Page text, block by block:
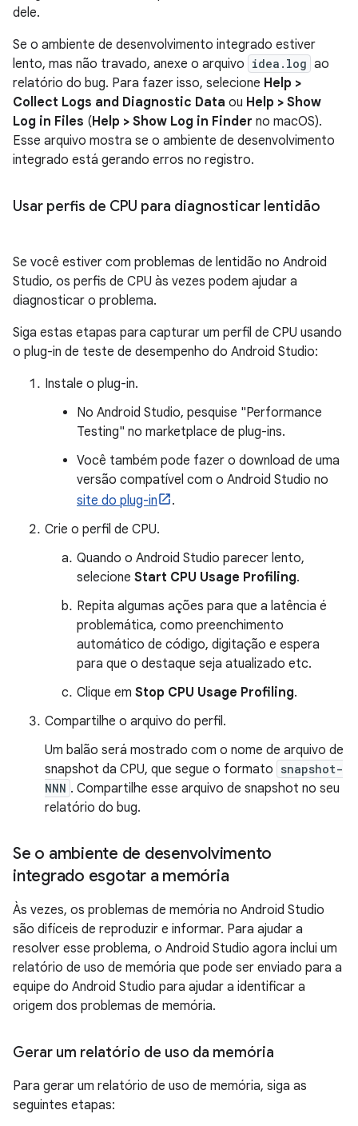
dele.
Se o ambiente de desenvolvimento integrado estiver
lento, mas não travado, anexe o arquivo idea.log ao
relatório do bug. Para fazer isso, selecione Help >
Collect Logs and Diagnostic Data ou Help > Show
Log in Files (Help > Show Log in Finder no macOS).
Esse arquivo mostra se o ambiente de desenvolvimento
integrado está gerando erros no registro.
Usar perfis de CPU para diagnosticar lentidão
Se você estiver com problemas de lentidão no Android
Studio, os perfis de CPU às vezes podem ajudar a
diagnosticar o problema.
Siga estas etapas para capturar um perfil de CPU usando
o plug-in de teste de desempenho do Android Studio:
Instale o plug-in.
No Android Studio, pesquise "Performance
Testing" no marketplace de plug-ins.
Você também pode fazer o download de uma
versão compatível com o Android Studio no
site do plug-in
.
Crie o perfil de CPU.
Quando o Android Studio parecer lento,
selecione Start CPU Usage Profiling.
Repita algumas ações para que a latência é
problemática, como preenchimento
automático de código, digitação e espera
para que o destaque seja atualizado etc.
Clique em Stop CPU Usage Profiling.
Compartilhe o arquivo do perfil.
Um balão será mostrado com o nome de arquivo de
snapshot da CPU, que segue o formato snapshot-
NNN . Compartilhe esse arquivo de snapshot no seu
relatório do bug.
Se o ambiente de desenvolvimento
integrado esgotar a memória
Às vezes, os problemas de memória no Android Studio
são difíceis de reproduzir e informar. Para ajudar a
resolver esse problema, o Android Studio agora inclui um
relatório de uso de memória que pode ser enviado para a
equipe do Android Studio para ajudar a identificar a
origem dos problemas de memória.
Gerar um relatório de uso da memória
Para gerar um relatório de uso de memória, siga as
seguintes etapas: